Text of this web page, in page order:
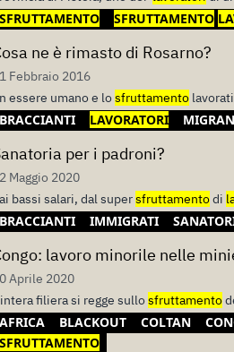
SFRUTTAMENTO SFRUTTAMENTO
ne è rimasto di Rosarno?
Febbraio 2016
essere umano e losfruttamento
BRACCIANTI LAVORATORI
per i padroni?
Maggio 2020
bassi salari, dal supersfruttamentodi
BRACCIANTI IMMIGRATI
lavoro minorile nelle
Aprile 2020
filiera si regge sullosfruttamento
AFRICA BLACKOUT COLTAN
SFRUTTAMENTO